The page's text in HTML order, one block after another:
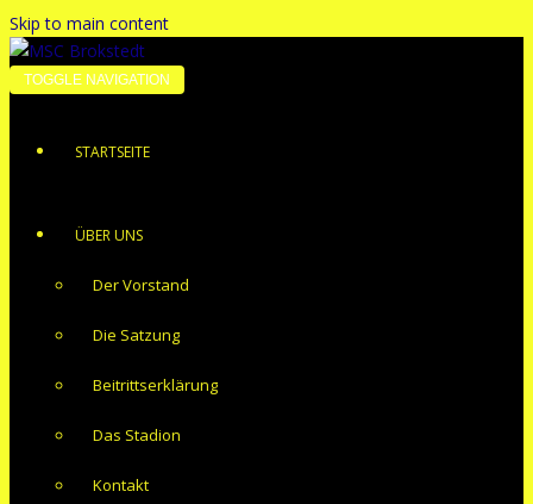
Skip to main content
TOGGLE NAVIGATION
STARTSEITE
ÜBER UNS
Der Vorstand
Die Satzung
Beitrittserklärung
Das Stadion
Kontakt